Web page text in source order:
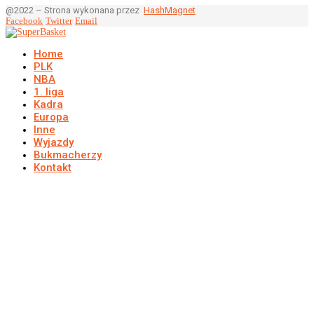
@2022 – Strona wykonana przez HashMagnet
Facebook Twitter Email
Home
PLK
NBA
1. liga
Kadra
Europa
Inne
Wyjazdy
Bukmacherzy
Kontakt